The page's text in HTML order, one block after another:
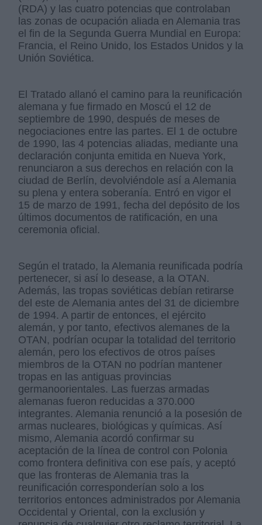
(RDA) y las cuatro potencias que controlaban
las zonas de ocupación aliada en Alemania tras
el fin de la Segunda Guerra Mundial en Europa:
Francia, el Reino Unido, los Estados Unidos y la
Unión Soviética.
El Tratado allanó el camino para la reunificación
alemana y fue firmado en Moscú el 12 de
septiembre de 1990, después de meses de
negociaciones entre las partes. El 1 de octubre
de 1990, las 4 potencias aliadas, mediante una
declaración conjunta emitida en Nueva York,
renunciaron a sus derechos en relación con la
ciudad de Berlín, devolviéndole así a Alemania
su plena y entera soberanía. Entró en vigor el
15 de marzo de 1991, fecha del depósito de los
últimos documentos de ratificación, en una
ceremonia oficial.
Según el tratado, la Alemania reunificada podría
pertenecer, si así lo desease, a la OTAN.
Además, las tropas soviéticas debían retirarse
del este de Alemania antes del 31 de diciembre
de 1994. A partir de entonces, el ejército
alemán, y por tanto, efectivos alemanes de la
OTAN, podrían ocupar la totalidad del territorio
alemán, pero los efectivos de otros países
miembros de la OTAN no podrían mantener
tropas en las antiguas provincias
germanoorientales. Las fuerzas armadas
alemanas fueron reducidas a 370.000
integrantes. Alemania renunció a la posesión de
armas nucleares, biológicas y químicas. Así
mismo, Alemania acordó confirmar su
aceptación de la línea de control con Polonia
como frontera definitiva con ese país, y aceptó
que las fronteras de Alemania tras la
reunificación corresponderían solo a los
territorios entonces administrados por Alemania
Occidental y Oriental, con la exclusión y